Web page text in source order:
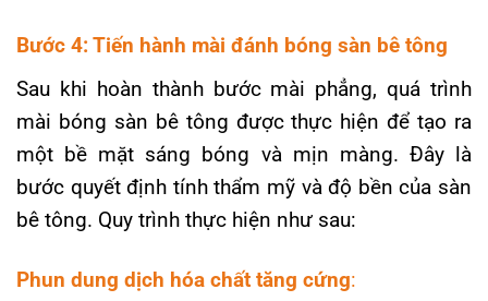
Bước 4: Tiến hành mài đánh bóng sàn bê tông
Sau khi hoàn thành bước mài phẳng, quá trình
mài bóng sàn bê tông được thực hiện để tạo ra
một bề mặt sáng bóng và mịn màng. Đây là
bước quyết định tính thẩm mỹ và độ bền của sàn
bê tông. Quy trình thực hiện như sau:
Phun dung dịch hóa chất tăng cứng: